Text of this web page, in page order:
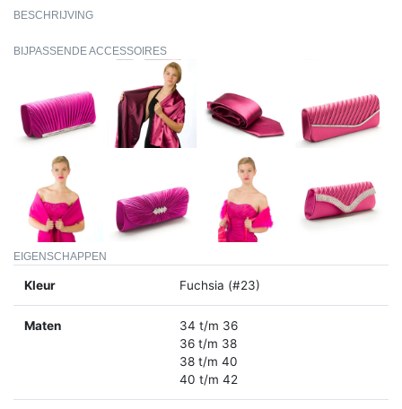
BESCHRIJVING
BIJPASSENDE ACCESSOIRES
EIGENSCHAPPEN
Kleur Fuchsia (#23)
Maten
34 t/m 36
36 t/m 38
38 t/m 40
40 t/m 42